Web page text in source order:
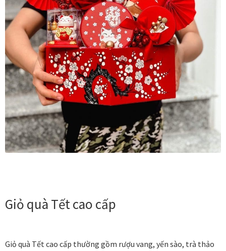
Kim Mã – Tranh sơn mài dát vàng
Liên Diệp collection
Liên Hoa – Tranh hoa sen sơn mài
Reflections by the River
Saigon In Monochrome
Thịnh Vượng Collection
Tranh điêu khắc gỗ Collection
Giỏ quà Tết cao cấp
Giỏ quà Tết cao cấp thường gồm rượu vang, yến sào, trà thảo